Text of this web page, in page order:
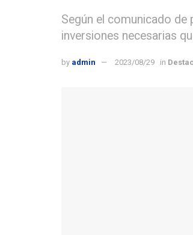
Según el comunicado de
inversiones necesarias
by admin 2023/08/29 in